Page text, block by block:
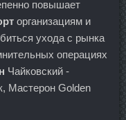
повышает
организациям и
ухода с рынка
операциях
Чайковский -
Мастерон Golden